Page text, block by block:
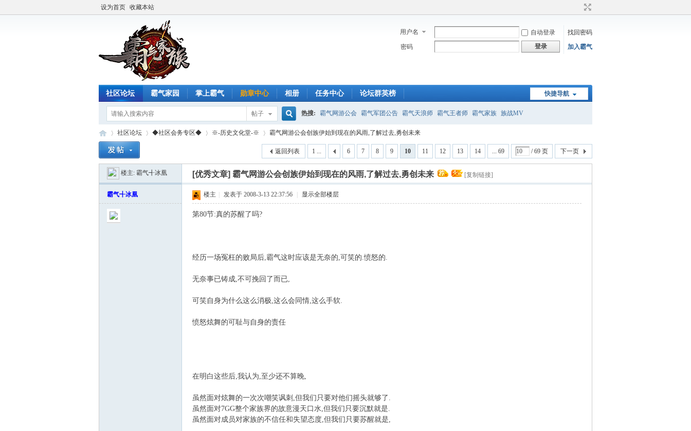
设为首页 收藏本站
用户名 自动登录
找回密码
密码
登录 加入霸气
快捷导航
社区论坛 霸气家园 掌上霸气 勋章中心 相册 任务中心 论坛群英榜
帖子
搜
索
热搜: 霸气网游公会 霸气军团公告 霸气天浪师 霸气王者师 霸气家族 族战MV
»
社区论坛 ◆社区会务专区◆
›
※-历史文化堂-※
›
霸气网游公会创族伊始到现在的风雨,了解过去,勇创未来
1 ... 6 7 8 9 10 11 12 13 14 ... 69 / 69 页 下一页
返回列表
楼主: 霸气╉冰凰 [优秀文章] 霸气网游公会创族伊始到现在的风雨,了解过去,勇创未来 [复制链接]
霸气╉冰凰 楼主 发表于 2008-3-13 22:37:56 显示全部楼层
第80节:真的苏醒了吗?
经历一场冤枉的败局后,霸气这时应该是无奈的,可笑的.愤怒的.
无奈事已铸成,不可挽回了而已,
可笑自身为什么这么消极,这么会同情,这么手软.
愤怒炫舞的可耻与自身的责任
在明白这些后,我认为,至少还不算晚,
虽然面对炫舞的一次次嘲笑讽刺,但我们只要对他们摇头就够了.
虽然面对7GG整个家族界的故意漫天口水,但我们只要沉默就是.
虽然面对成员对家族的不信任和失望态度,但我们只要苏醒就是,